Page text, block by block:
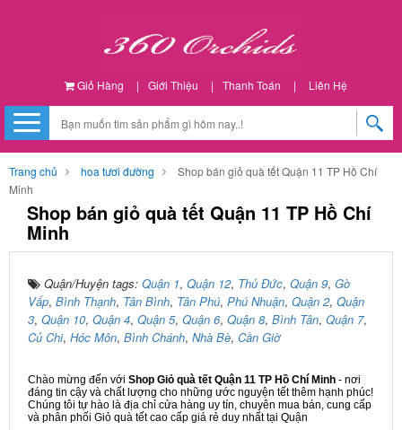
Giỏ Hàng | Giới Thiệu | Thanh Toán | Liên Hệ
Trang chủ hoa tươi đường
Shop bán giỏ quà tết Quận 11 TP Hồ Chí
Minh
Shop bán giỏ quà tết Quận 11 TP Hồ Chí
Minh
Quận/Huyện tags: Quận 1, Quận 12, Thủ Đức, Quận 9, Gò
Vấp, Bình Thạnh, Tân Bình, Tân Phú, Phú Nhuận, Quận 2, Quận
3, Quận 10, Quận 4, Quận 5, Quận 6, Quận 8, Bình Tân, Quận 7,
Củ Chi, Hóc Môn, Bình Chánh, Nhà Bè, Cần Giờ
Chào mừng đến với Shop Giỏ quà tết Quận 11 TP Hồ Chí Minh - nơi
đáng tin cậy và chất lượng cho những ước nguyện tết thêm hạnh phúc!
Chúng tôi tự hào là địa chỉ cửa hàng uy tín, chuyên mua bán, cung cấp
và phân phối Giỏ quà tết cao cấp giá rẻ duy nhất tại Quận